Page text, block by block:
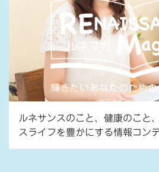
ルネサンスのこと、健康のこと
スライフを豊かにする情報コンテ